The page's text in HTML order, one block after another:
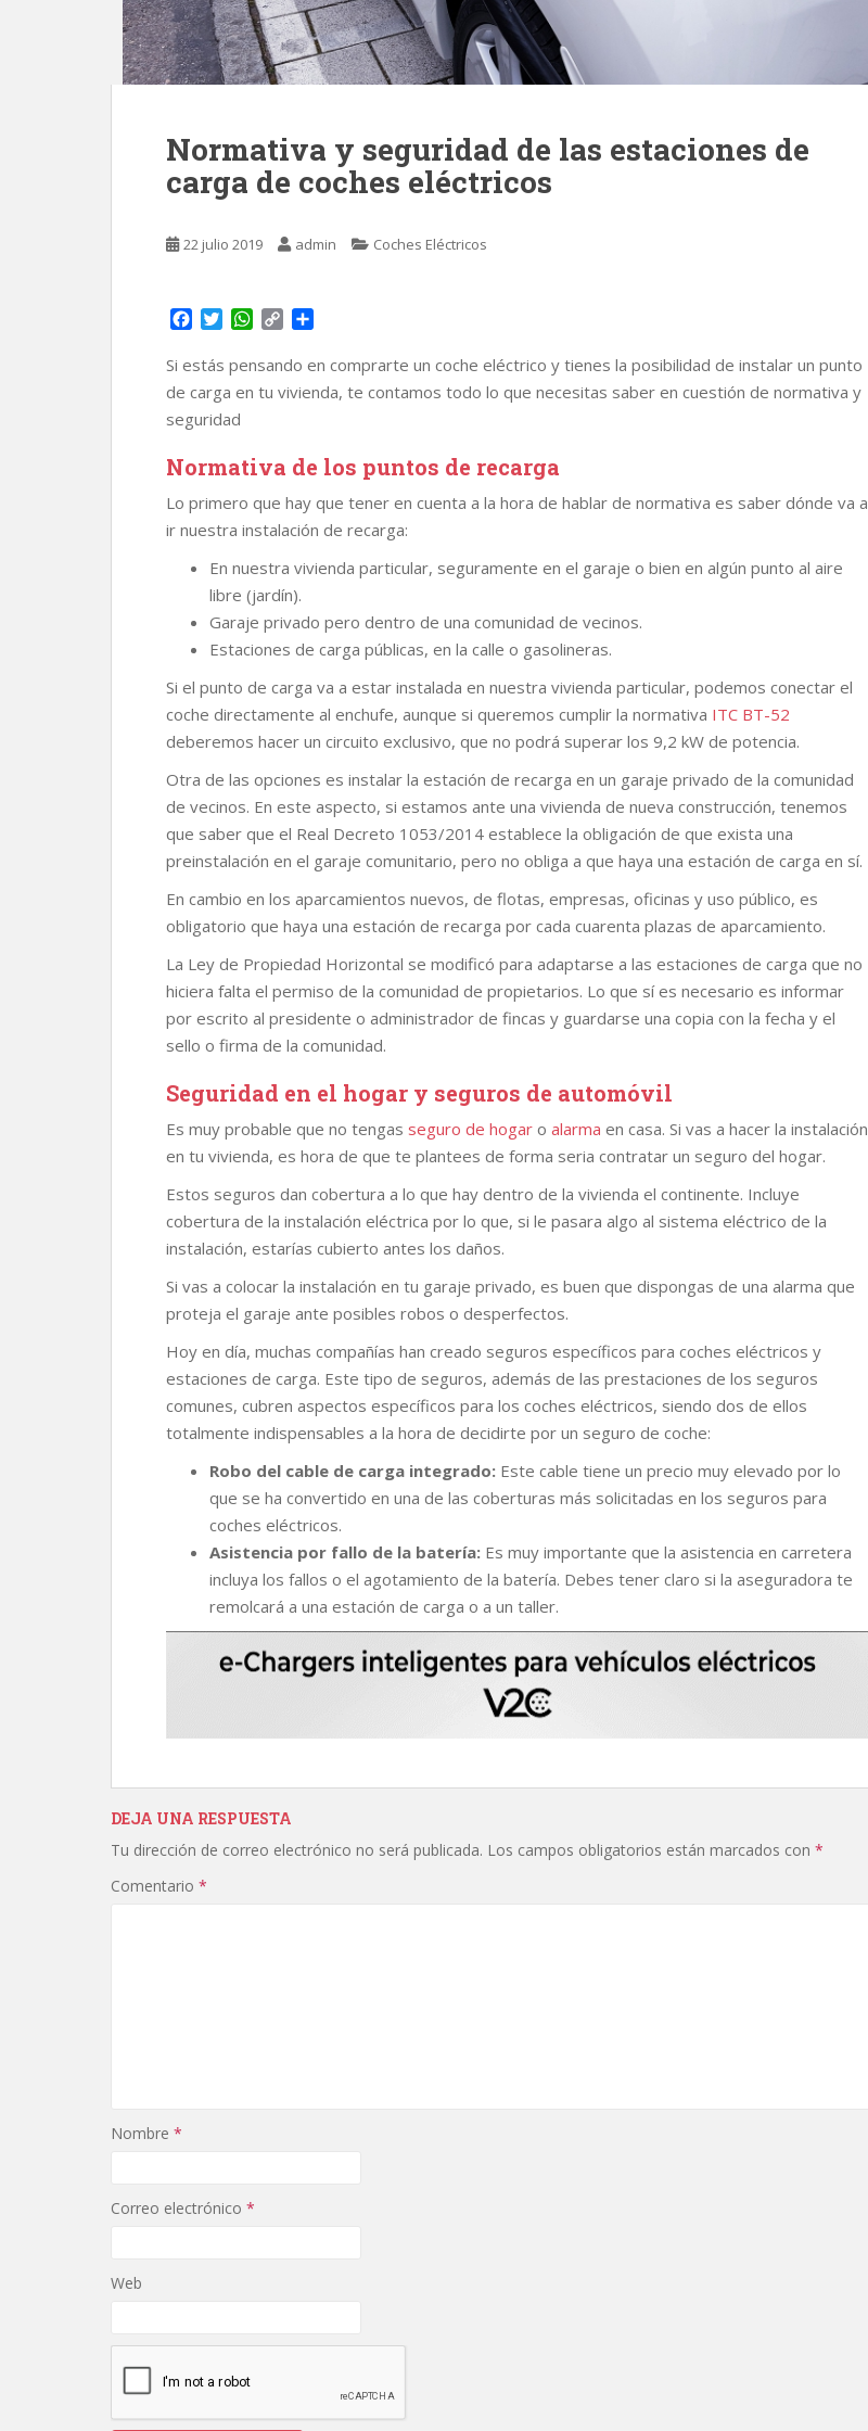
Normativa y seguridad de las estaciones de
carga de coches eléctricos
22 julio 2019 admin Coches Eléctricos
c
e
b
o
k
i
t
t
e
W
a
t
s
p
p
y
L
k
m
p
a
i
Si estás pensando en comprarte un coche eléctrico y tienes la posibilidad de instalar un punto
de carga en tu vivienda, te contamos todo lo que necesitas saber en cuestión de normativa y
seguridad
Normativa de los puntos de recarga
Lo primero que hay que tener en cuenta a la hora de hablar de normativa es saber dónde va a
ir nuestra instalación de recarga:
En nuestra vivienda particular, seguramente en el garaje o bien en algún punto al aire
libre (jardín).
Garaje privado pero dentro de una comunidad de vecinos.
Estaciones de carga públicas, en la calle o gasolineras.
Si el punto de carga va a estar instalada en nuestra vivienda particular, podemos conectar el
coche directamente al enchufe, aunque si queremos cumplir la normativa ITC BT-52
deberemos hacer un circuito exclusivo, que no podrá superar los 9,2 kW de potencia.
Otra de las opciones es instalar la estación de recarga en un garaje privado de la comunidad
de vecinos. En este aspecto, si estamos ante una vivienda de nueva construcción, tenemos
que saber que el Real Decreto 1053/2014 establece la obligación de que exista una
preinstalación en el garaje comunitario, pero no obliga a que haya una estación de carga en sí.
En cambio en los aparcamientos nuevos, de flotas, empresas, oficinas y uso público, es
obligatorio que haya una estación de recarga por cada cuarenta plazas de aparcamiento.
La Ley de Propiedad Horizontal se modificó para adaptarse a las estaciones de carga que no
hiciera falta el permiso de la comunidad de propietarios. Lo que sí es necesario es informar
por escrito al presidente o administrador de fincas y guardarse una copia con la fecha y el
sello o firma de la comunidad.
Seguridad en el hogar y seguros de automóvil
Es muy probable que no tengas seguro de hogar o alarma en casa. Si vas a hacer la instalación
en tu vivienda, es hora de que te plantees de forma seria contratar un seguro del hogar.
Estos seguros dan cobertura a lo que hay dentro de la vivienda el continente. Incluye
cobertura de la instalación eléctrica por lo que, si le pasara algo al sistema eléctrico de la
instalación, estarías cubierto antes los daños.
Si vas a colocar la instalación en tu garaje privado, es buen que dispongas de una alarma que
proteja el garaje ante posibles robos o desperfectos.
Hoy en día, muchas compañías han creado seguros específicos para coches eléctricos y
estaciones de carga. Este tipo de seguros, además de las prestaciones de los seguros
comunes, cubren aspectos específicos para los coches eléctricos, siendo dos de ellos
totalmente indispensables a la hora de decidirte por un seguro de coche:
Robo del cable de carga integrado: Este cable tiene un precio muy elevado por lo
que se ha convertido en una de las coberturas más solicitadas en los seguros para
coches eléctricos.
Asistencia por fallo de la batería: Es muy importante que la asistencia en carretera
incluya los fallos o el agotamiento de la batería. Debes tener claro si la aseguradora te
remolcará a una estación de carga o a un taller.
DEJA UNA RESPUESTA
Tu dirección de correo electrónico no será publicada. Los campos obligatorios están marcados con *
Comentario *
Nombre *
Correo electrónico *
Web